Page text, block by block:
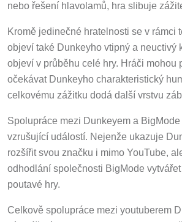
nebo řešení hlavolamů, hra slibuje
Kromě jedinečné hratelnosti se v rámci
objeví také Dunkeyho vtipný a neuctivý
objeví v průběhu celé hry. Hráči mohou
očekávat Dunkeyho charakteristický
celkovému zážitku dodá další vrstvu
Spolupráce mezi Dunkeyem a
vzrušující událostí. Nejenže ukazuje
rozšířit svou značku i mimo YouTube,
odhodlání společnosti BigMode
poutavé hry.
Celkově spolupráce mezi youtuberem